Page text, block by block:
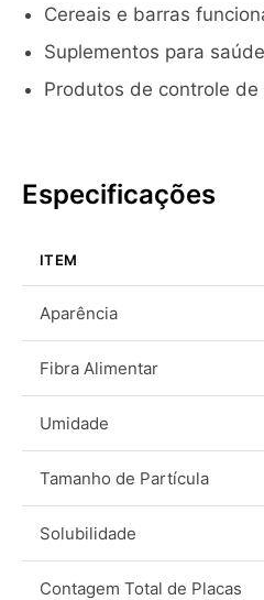
Cereais e barras
Suplementos para
Produtos de controle
Especificações
ITEM
Aparência
Fibra Alimentar
Umidade
Tamanho de Partícula
Solubilidade
Contagem Total de Placas